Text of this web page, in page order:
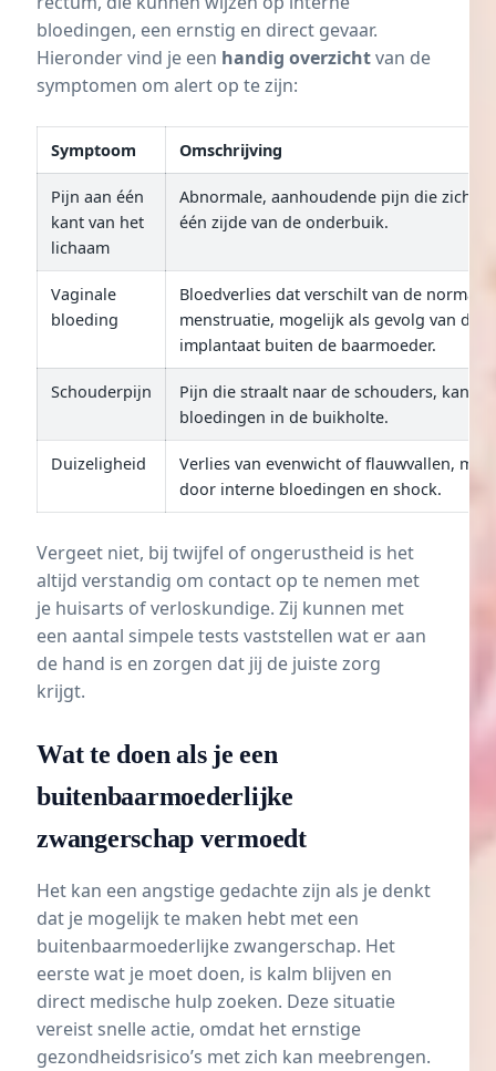
bloedingen, een ernstig en direct gevaar.
Hieronder vind je een handig overzichtvan de
symptomen om alert op te zijn:
Symptoom Omschrijving
Pijn aan één
kant van het
lichaam
Abnormale, aanhoudende pijn die zich
één zijde van de onderbuik.
Vaginale
bloeding
Bloedverlies dat verschilt van de normale
menstruatie, mogelijk als gevolg van de
implantaat buiten de baarmoeder.
Schouderpijn
Pijn die straalt naar de schouders, kan
bloedingen in de buikholte.
Duizeligheid
Verlies van evenwicht of flauwvallen,
door interne bloedingen en shock.
Vergeet niet, bij twijfel of ongerustheid is het
altijd verstandig om contact op te nemen met
je huisarts of verloskundige. Zij kunnen met
een aantal simpele tests vaststellen wat er aan
de hand is en zorgen dat jij de juiste zorg
krijgt.
Wat te doen als je een
buitenbaarmoederlijke
zwangerschap vermoedt
Het kan een angstige gedachte zijn als je denkt
dat je mogelijk te maken hebt met een
buitenbaarmoederlijke zwangerschap. Het
eerste wat je moet doen, is kalm blijven en
direct medische hulp zoeken. Deze situatie
vereist snelle actie, omdat het ernstige
gezondheidsrisico’s met zich kan meebrengen.